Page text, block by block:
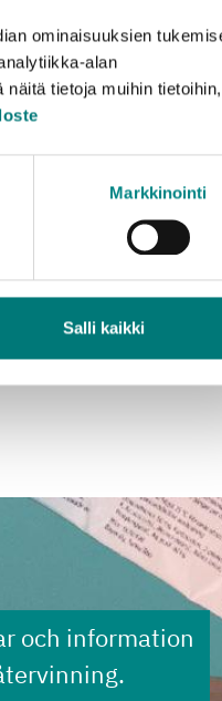
ominaisuuksien
alan
tietoja muihin
Markkinointi
Salli kaikki
används för
och information